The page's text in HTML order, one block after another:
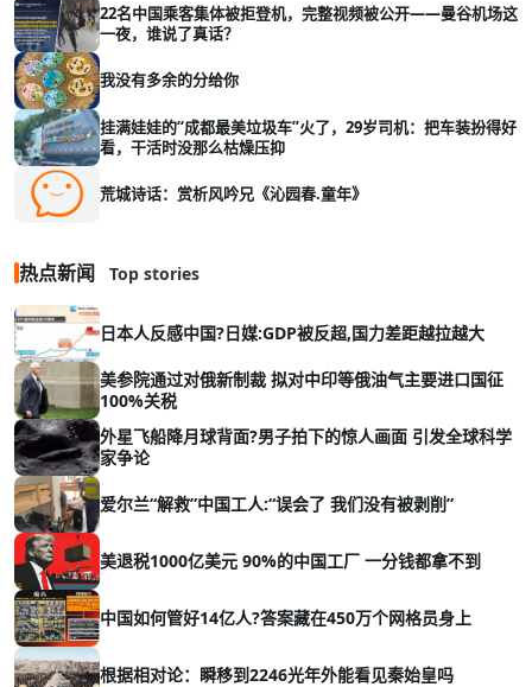
22名中国乘客集体被拒登机，完整视频被公开——曼谷机场这
一夜，谁说了真话？
我没有多余的分给你
挂满娃娃的“成都最美垃圾车”火了，29岁司机：把车装扮得好
看，干活时没那么枯燥压抑
荒城诗话：赏析风吟兄《沁园春.童年》
热点新闻 Top stories
日本人反感中国?日媒:GDP被反超,国力差距越拉越大
美参院通过对俄新制裁 拟对中印等俄油气主要进口国征
100%关税
外星飞船降月球背面?男子拍下的惊人画面 引发全球科学
家争论
爱尔兰“解救”中国工人:“误会了 我们没有被剥削”
美退税1000亿美元 90%的中国工厂 一分钱都拿不到
中国如何管好14亿人?答案藏在450万个网格员身上
根据相对论：瞬移到2246光年外能看见秦始皇吗